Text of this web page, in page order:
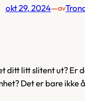
okt 29, 2024—av
ditt litt slitent ut?
Det er bare ikke